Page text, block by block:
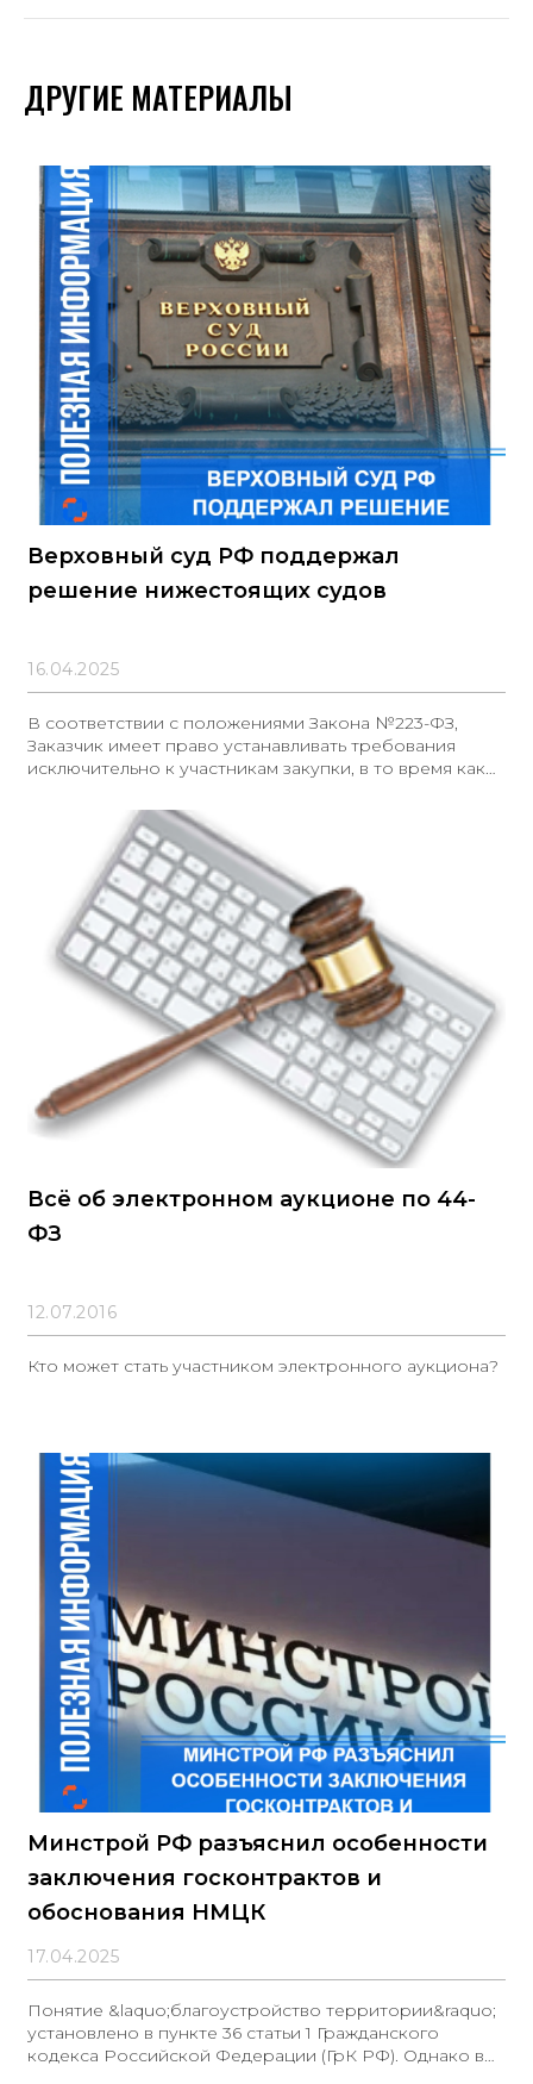
ДРУГИЕ МАТЕРИАЛЫ
Верховный суд РФ поддержал
решение нижестоящих судов
16.04.2025
В соответствии с положениями Закона №223-ФЗ,
Заказчик имеет право устанавливать требования
исключительно к участникам закупки, в то время как
формируются Исполнителем по договору
самостоятельно. Данное положение подразумевает,
что наличие спорного требования может привести к
злоупотреблениям и противоречит принципу
равенства участников правоотношений (статья 1
Гражданского кодекса РФ)
Всё об электронном аукционе по 44-
ФЗ
12.07.2016
Кто может стать участником электронного аукциона?
Минстрой РФ разъяснил особенности
заключения госконтрактов и
обоснования НМЦК
17.04.2025
Понятие &laquo;благоустройство территории&raquo;
установлено в пункте 36 статьи 1 Гражданского
кодекса Российской Федерации (ГрК РФ). Однако в